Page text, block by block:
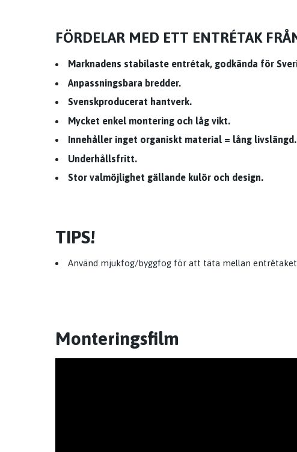
FÖRDELAR MED ETT ENTRÉTAK
Marknadens stabilaste entrétak, godkända för
Anpassningsbara bredder.
Svenskproducerat hantverk.
Mycket enkel montering och låg vikt.
Innehåller inget organiskt material = lång livslängd.
Underhållsfritt.
Stor valmöjlighet gällande kulör och design.
TIPS!
Använd mjukfog/byggfog för att täta mellan
Monteringsfilm